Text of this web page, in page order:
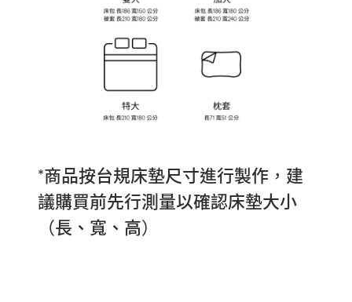
*商品按台規床墊尺寸進行製作，建
議購買前先行測量以確認床墊大小
（長、寬、高）